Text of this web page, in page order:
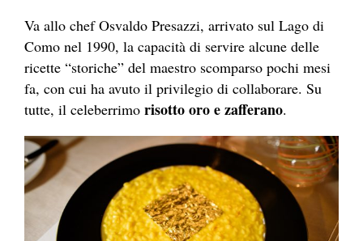
Va allo chef Osvaldo Presazzi, arrivato sul Lago di
Como nel 1990, la capacità di servire alcune delle
ricette “storiche” del maestro scomparso pochi mesi
fa, con cui ha avuto il privilegio di collaborare. Su
tutte, il celeberrimo risotto oro e zafferano.